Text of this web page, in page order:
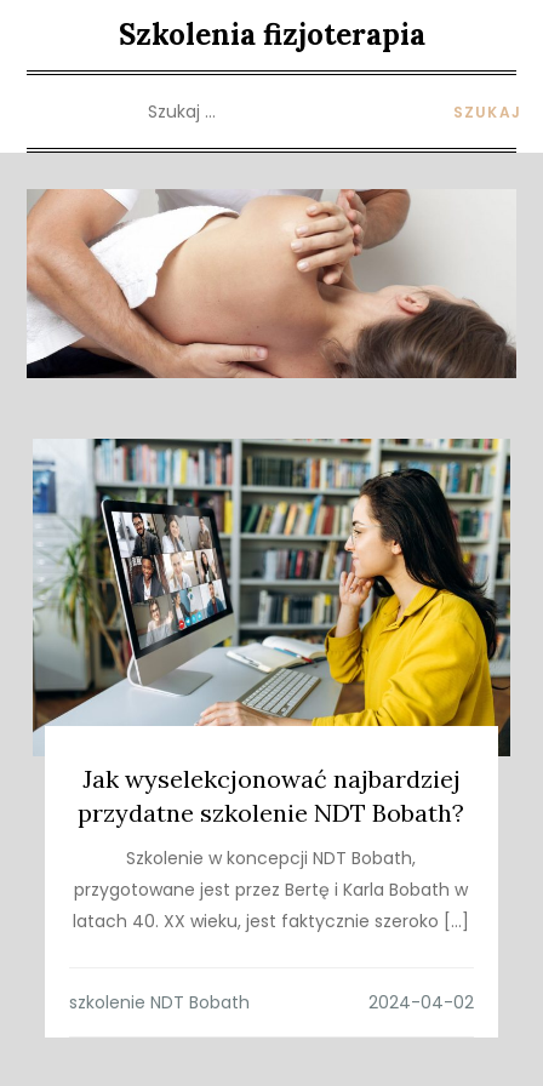
content
Szkolenia fizjoterapia
Jak wyselekcjonować najbardziej
przydatne szkolenie NDT Bobath?
Szkolenie w koncepcji NDT Bobath,
przygotowane jest przez Bertę i Karla Bobath w
latach 40. XX wieku, jest faktycznie szeroko […]
szkolenie NDT Bobath